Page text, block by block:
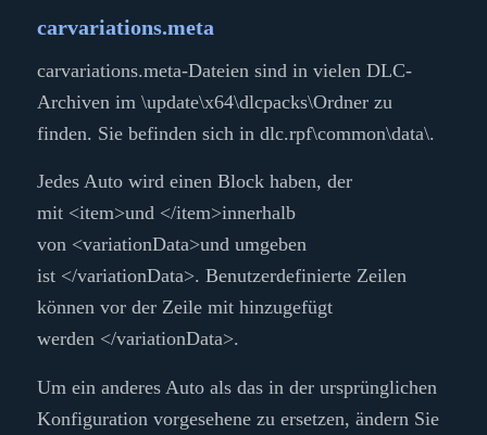
carvariations.meta
carvariations.meta-Dateien sind in vielen DLC-
Archiven im \update\x64\dlcpacks\Ordner zu
finden. Sie befinden sich in dlc.rpf\common\data\.
Jedes Auto wird einen Block haben, der
mit <item>und </item>innerhalb
von <variationData>und umgeben
ist </variationData>. Benutzerdefinierte Zeilen
können vor der Zeile mit hinzugefügt
werden </variationData>.
Um ein anderes Auto als das in der ursprünglichen
Konfiguration vorgesehene zu ersetzen, ändern Sie